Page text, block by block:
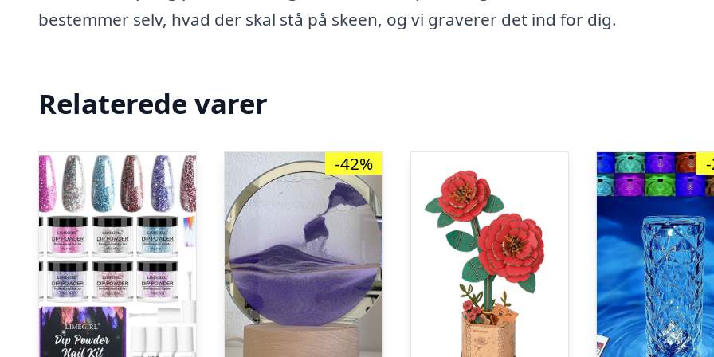
bestemmer selv, hvad der skal stå på skeen, og vi graverer det ind for dig.
Relaterede varer
-42%